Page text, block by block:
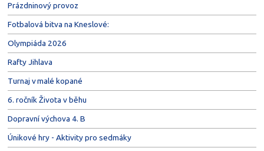
Prázdninový provoz
Fotbalová bitva na Kneslové:
Olympiáda 2026
Rafty Jihlava
Turnaj v malé kopané
6. ročník Života v běhu
Dopravní výchova 4. B
Únikové hry - Aktivity pro sedmáky